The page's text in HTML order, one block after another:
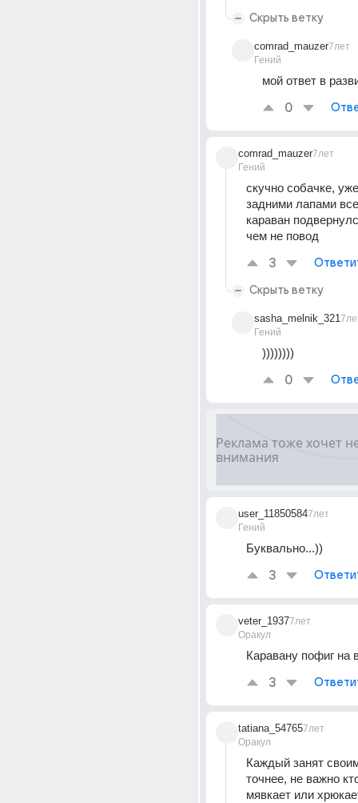
Скрыть ветку
comrad_mauzer
Гений
7лет
мой ответ в
0
comrad_mauzer
Гений
7лет
скучно собачке,
задними лапами
караван
чем не повод
3
Скрыть ветку
sasha_melnik_321
Гений
))))))))
0
user_11850584
Гений
7лет
Буквально...))
3
veter_1937
Оракул
7лет
Каравану пофиг на
3
tatiana_54765
Оракул
7лет
Каждый занят
точнее, не важно
мявкает или